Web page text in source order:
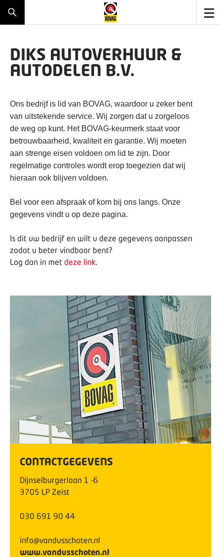
DIKS AUTOVERHUUR &
AUTODELEN B.V.
Ons bedrijf is lid van BOVAG, waardoor u zeker bent
van uitstekende service. Wij zorgen dat u zorgeloos
de weg op kunt. Het BOVAG-keurmerk staat voor
betrouwbaarheid, kwaliteit en garantie. Wij moeten
aan strenge eisen voldoen om lid te zijn. Door
regelmatige controles wordt erop toegezien dat wij
hieraan ook blijven voldoen.
Bel voor een afspraak of kom bij ons langs. Onze
gegevens vindt u op deze pagina.
Is dit uw bedrijf en wilt u deze gegevens aanpassen
zodat u beter vindbaar bent?
Log dan in met deze link.
CONTACTGEGEVENS
Dijnselburgerlaan 1 -6
3705 LP Zeist
030 691 90 44
info@vandusschoten.nl
www.vandusschoten.nl